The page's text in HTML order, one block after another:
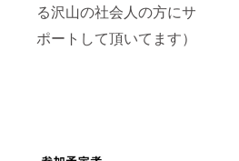
る沢山の社会人の方にサ
ポートして頂いてます）